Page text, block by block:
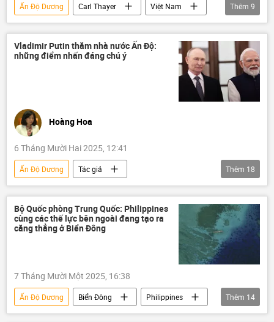
Ấn Độ Dương Carl Thayer
Việt Nam
Chính trị
Thế giới
Trung Quốc
Đại hội 14 Đảng Cộng sản Việt Nam
Gaza
ASEAN
Liên Hợp Quốc
Thêm 9
Vladimir Putin thăm nhà nước Ấn Độ:
những điểm nhấn đáng chú ý
Hoàng Hoa
6 Tháng Mười Hai 2025, 12:41
Ấn Độ Dương
Tác giả
Quan điểm-Ý kiến
Vladimir Putin
Nga
Ấn Độ
Narendra Modi
Chính trị
Thế giới
BRICS
xung đột
G-20
Châu Á
Chính sách
năng lượng
Hoa Kỳ
Thêm 18
Bộ Quốc phòng Trung Quốc: Philippines
cùng các thế lực bên ngoài đang tạo ra
căng thẳng ở Biển Đông
7 Tháng Mười Một 2025, 16:38
Ấn Độ Dương Biển Đông
Philippines
Việt Nam
Thế giới
Chính trị
Thêm 14